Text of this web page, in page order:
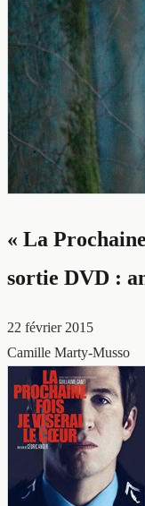
« La
sortie DVD :
22 février 2015
Camille Marty-Musso